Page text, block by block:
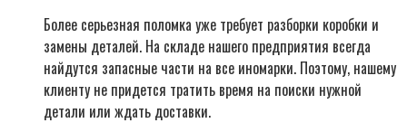
Более серьезная поломка уже требует разборки коробки и
замены деталей. На складе нашего предприятия всегда
найдутся запасные части на все иномарки. Поэтому, нашему
клиенту не придется тратить время на поиски нужной
детали или ждать доставки.